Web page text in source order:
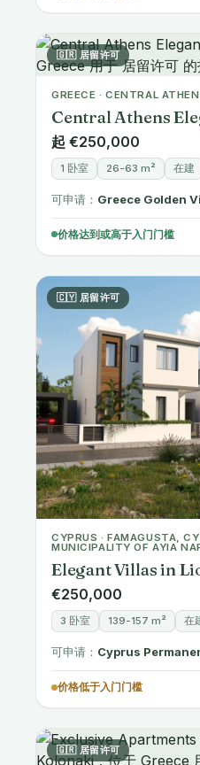
🇬🇷 居留许可
GREECE · CENTRAL
Central Athens
起 €250,000
1 卧室 26-63 m² 在建
可申请： Greece Golden
价格达到或高于入门门槛
🇨🇾 居留许可
CYPRUS · FAMAGUSTA,
MUNICIPALITY OF AYIA
Elegant Villas in
€250,000
3 卧室 139-157 m² 在
可申请： Cyprus
价格低于入门门槛
🇬🇷 居留许可